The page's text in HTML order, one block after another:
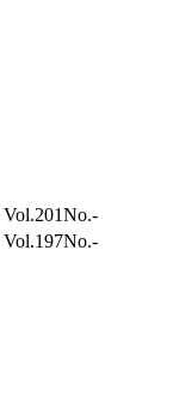
Vol.201No.-
Vol.197No.-